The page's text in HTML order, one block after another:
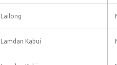
Lailong
Lamdan Kabui